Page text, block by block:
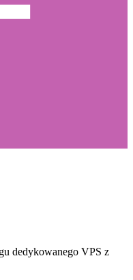
dedykowanego VPS z